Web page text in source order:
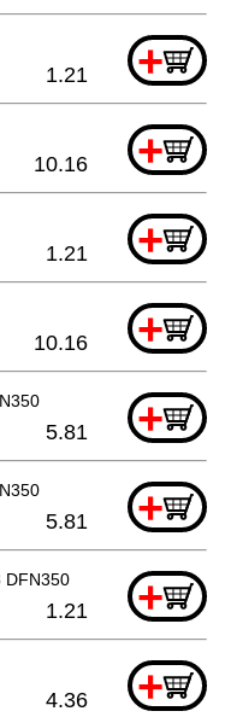
+
1.21
+
10.16
+
1.21
+
10.16
+
5.81
+
5.81
DFN350 +
1.21
+
4.36